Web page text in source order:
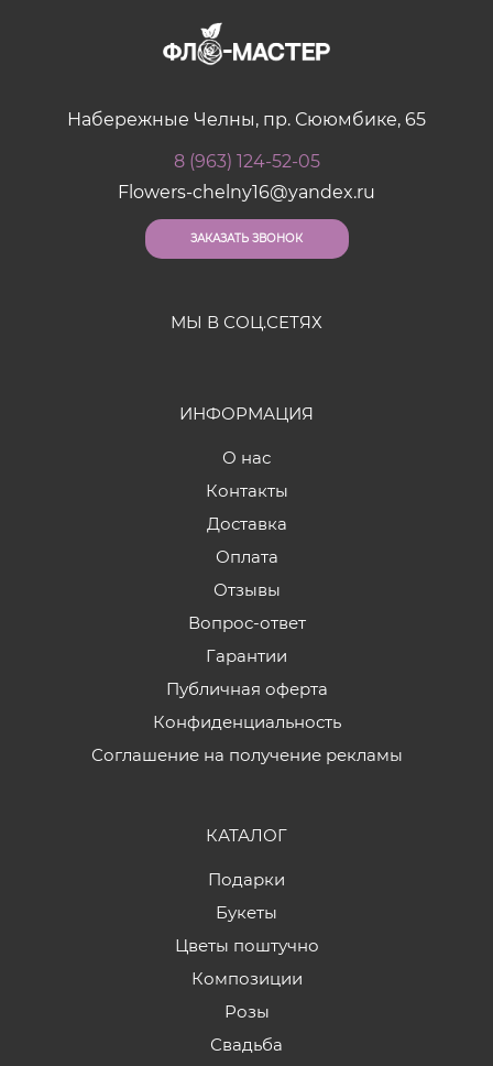
Набережные Челны, пр. Сююмбике, 65
8 (963) 124-52-05
Flowers-chelny16@yandex.ru
ЗАКАЗАТЬ ЗВОНОК
МЫ В СОЦ.СЕТЯХ
ИНФОРМАЦИЯ
О нас
Контакты
Доставка
Оплата
Отзывы
Вопрос-ответ
Гарантии
Публичная оферта
Конфиденциальность
Соглашение на получение рекламы
КАТАЛОГ
Подарки
Букеты
Цветы поштучно
Композиции
Розы
Свадьба